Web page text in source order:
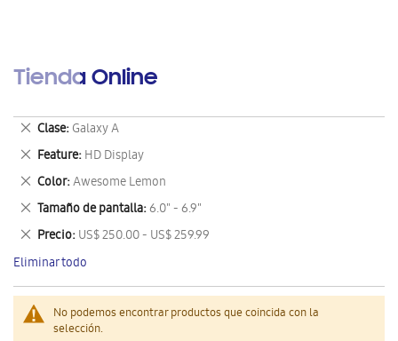
Tienda Online
No podemos encontrar productos que coincida con la
selección.
Clase Galaxy A
Eliminar
este
artículo
Feature HD Display
Eliminar
este
artículo
Color Awesome Lemon
Eliminar
este
artículo
Tamaño de pantalla 6.0" - 6.9"
Eliminar
este
artículo
Precio US$ 250.00 - US$ 259.99
Eliminar
este
artículo
Eliminar todo